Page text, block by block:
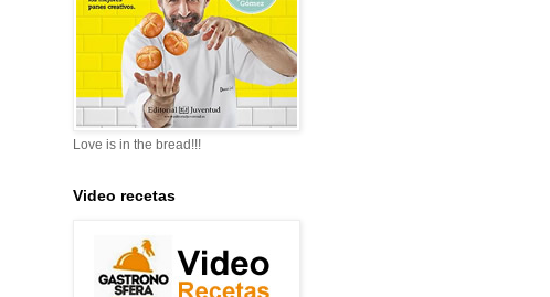
Love is in the bread!!!
Video recetas